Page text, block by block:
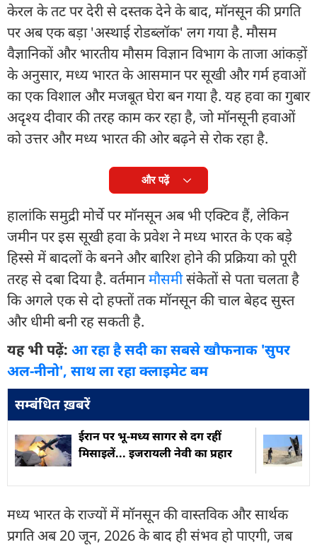
केरल के तट पर देरी से दस्तक देने के बाद, मॉनसून की प्रगति
पर अब एक बड़ा 'अस्थाई रोडब्लॉक' लग गया है. मौसम
वैज्ञानिकों और भारतीय मौसम विज्ञान विभाग के ताजा आंकड़ों
के अनुसार, मध्य भारत के आसमान पर सूखी और गर्म हवाओं
का एक विशाल और मजबूत घेरा बन गया है. यह हवा का गुबार
अदृश्य दीवार की तरह काम कर रहा है, जो मॉनसूनी हवाओं
को उत्तर और मध्य भारत की ओर बढ़ने से रोक रहा है.
और पढ़ें
हालांकि समुद्री मोर्चे पर मॉनसून अब भी एक्टिव हैं, लेकिन
जमीन पर इस सूखी हवा के प्रवेश ने मध्य भारत के एक बड़े
हिस्से में बादलों के बनने और बारिश होने की प्रक्रिया को पूरी
तरह से दबा दिया है. वर्तमानमौसमी संकेतों से पता चलता है
कि अगले एक से दो हफ्तों तक मॉनसून की चाल बेहद सुस्त
और धीमी बनी रह सकती है.
यह भी पढ़ें: आ रहा है सदी का सबसे खौफनाक 'सुपर
अल-नीनो', साथ ला रहा क्लाइमेट बम
सम्बंधित ख़बरें
ईरान पर भू-मध्य सागर से दग रहीं
मिसाइलें... इजरायली नेवी का प्रहार
मध्य भारत के राज्यों में मॉनसून की वास्तविक और सार्थक
प्रगति अब 20 जून, 2026 के बाद ही संभव हो पाएगी, जब